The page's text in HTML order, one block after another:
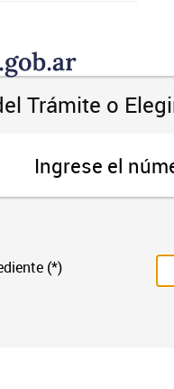
Trámite o
Ingrese el
(*)